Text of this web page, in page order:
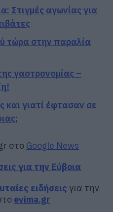
Στιγμές αγωνίας για
τώρα στην παραλία
γαστρονομίας –
και γιατί έφτασαν σε
στο Google News
για την Εύβοια
ειδήσεις για την
evima.gr